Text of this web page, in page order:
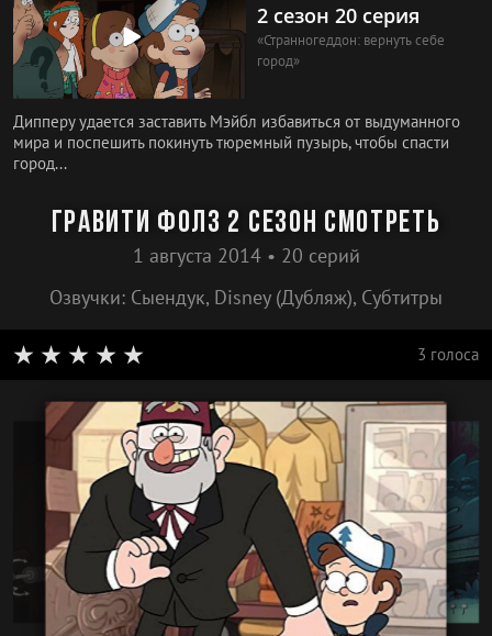
2 сезон 20 серия
«Странногеддон: вернуть себе
город»
Дипперу удается заставить Мэйбл избавиться от выдуманного
мира и поспешить покинуть тюремный пузырь, чтобы спасти
город...
Гравити Фолз 2 сезон смотреть
1 августа 2014 • 20 серий
Озвучки: Сыендук, Disney (Дубляж), Субтитры
3 голоса